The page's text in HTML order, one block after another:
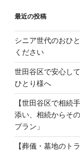
最近の投稿
シニア世代のおひ
ください
世田谷区で安心し
ひとり様へ
【世田谷区で相続
添い、相続からそ
プラン」
【葬儀・墓地の